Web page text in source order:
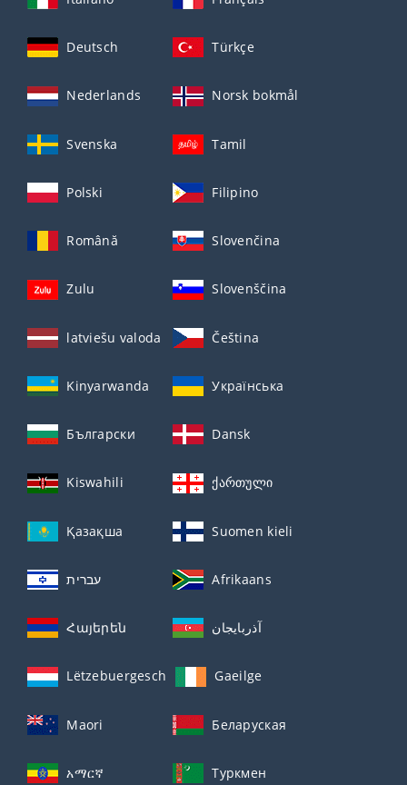
Deutsch Türkçe
Nederlands Norsk bokmål
Svenska Tamil
Polski Filipino
Română Slovenčina
Zulu Slovenščina
latviešu valoda Čeština
Kinyarwanda Українська
Български Dansk
Kiswahili ქართული
Қазақша Suomen kieli
עברית Afrikaans
Հայերեն آذربايجان
Lëtzebuergesch Gaeilge
Maori Беларуская
አማርኛ Туркмен